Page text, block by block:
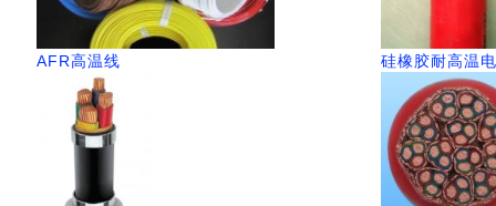
AFR高温线 硅橡胶耐高温